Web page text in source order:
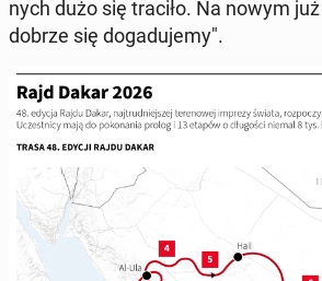
nych dużo się traciło. Na nowym
dobrze się do­ga­du­je­my".